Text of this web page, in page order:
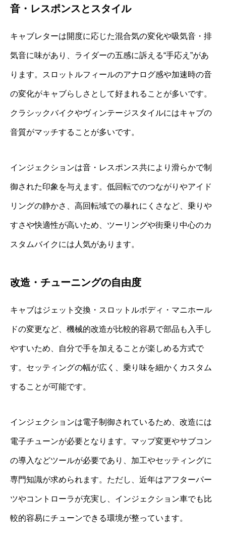
音・レスポンスとスタイル
キャブレターは開度に応じた混合気の変化や吸気音・排
気音に味があり、ライダーの五感に訴える“手応え”があ
ります。スロットルフィールのアナログ感や加速時の音
の変化がキャブらしさとして好まれることが多いです。
クラシックバイクやヴィンテージスタイルにはキャブの
音質がマッチすることが多いです。
インジェクションは音・レスポンス共により滑らかで制
御された印象を与えます。低回転でのつながりやアイド
リングの静かさ、高回転域での暴れにくさなど、乗りや
すさや快適性が高いため、ツーリングや街乗り中心のカ
スタムバイクには人気があります。
改造・チューニングの自由度
キャブはジェット交換・スロットルボディ・マニホール
ドの変更など、機械的改造が比較的容易で部品も入手し
やすいため、自分で手を加えることが楽しめる方式で
す。セッティングの幅が広く、乗り味を細かくカスタム
することが可能です。
インジェクションは電子制御されているため、改造には
電子チューンが必要となります。マップ変更やサブコン
の導入などツールが必要であり、加工やセッティングに
専門知識が求められます。ただし、近年はアフターパー
ツやコントローラが充実し、インジェクション車でも比
較的容易にチューンできる環境が整っています。